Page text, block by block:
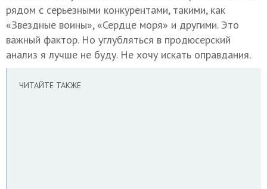
рядом с серьезными конкурентами, такими, как
«Звездные воины», «Сердце моря» и другими. Это
важный фактор. Но углубляться в продюсерский
анализ я лучше не буду. Не хочу искать оправдания.
ЧИТАЙТЕ ТАКЖЕ